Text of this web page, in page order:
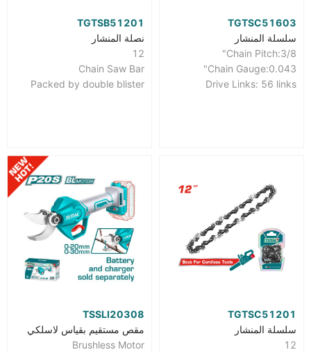
TGTSC51603
سلسلة المنشار
Chain Pitch:3/8"
Chain Gauge:0.043"
Drive Links: 56 links
TGTSB51201
نصلة المنشار
12
Chain Saw Bar
Packed by double blister
TGTSC51201
سلسلة المنشار
12
TSSLI20308
مقص مستقيم بقياس لاسلكي
Brushless Motor